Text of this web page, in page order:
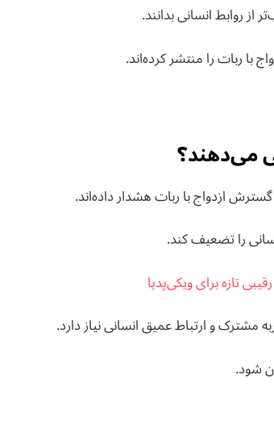
روابط انسانی بدانند.
با ربات را منتشر کرده‌اند.
می‌دهند؟
ازدواج با ربات هشدار داده‌اند.
را تضعیف کند.
تازه برای ویکی‌پدیا
و ارتباط عمیق انسانی نیاز دارد.
شود.